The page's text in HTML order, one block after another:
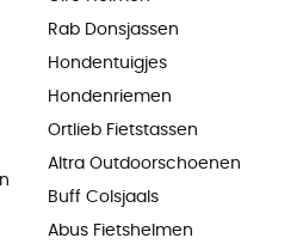
Rab Donsjassen
Hondentuigjes
Hondenriemen
Ortlieb Fietstassen
Altra Outdoorschoenen
Buff Colsjaals
Abus Fietshelmen